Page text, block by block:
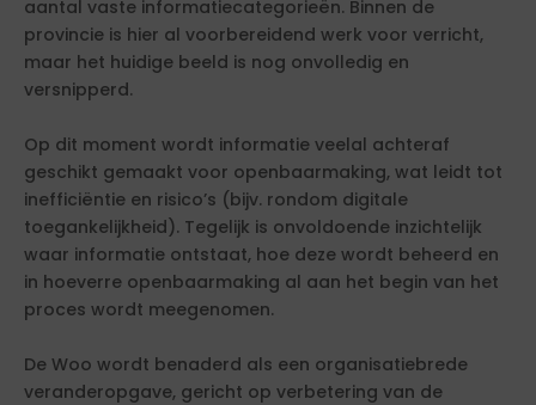
aantal vaste informatiecategorieën. Binnen de
provincie is hier al voorbereidend werk voor verricht,
maar het huidige beeld is nog onvolledig en
versnipperd.
Op dit moment wordt informatie veelal achteraf
geschikt gemaakt voor openbaarmaking, wat leidt tot
inefficiëntie en risico’s (bijv. rondom digitale
toegankelijkheid). Tegelijk is onvoldoende inzichtelijk
waar informatie ontstaat, hoe deze wordt beheerd en
in hoeverre openbaarmaking al aan het begin van het
proces wordt meegenomen.
De Woo wordt benaderd als een organisatiebrede
veranderopgave, gericht op verbetering van de